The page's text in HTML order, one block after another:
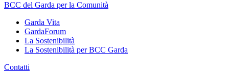
BCC del Garda per la Comunità
Garda Vita
GardaForum
La Sostenibilità
La Sostenibilità per BCC Garda
Contatti